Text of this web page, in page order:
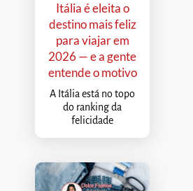
Itália é eleita o
destino mais feliz
para viajar em
2026 — e a gente
entende o motivo
A Itália está no topo
do ranking da
felicidade